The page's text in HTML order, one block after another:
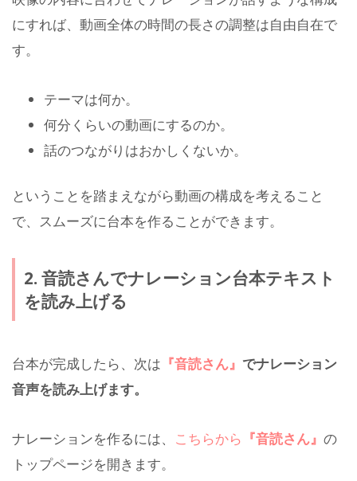
にすれば、動画全体の時間の長さの調整は自由自在で
す。
テーマは何か。
何分くらいの動画にするのか。
話のつながりはおかしくないか。
ということを踏まえながら動画の構成を考えること
で、スムーズに台本を作ることができます。
2. 音読さんでナレーション台本テキスト
を読み上げる
台本が完成したら、次は 『音読さん』 でナレーション
音声を読み上げます。
ナレーションを作るには、 こちらから 『音読さん』 の
トップページを開きます。